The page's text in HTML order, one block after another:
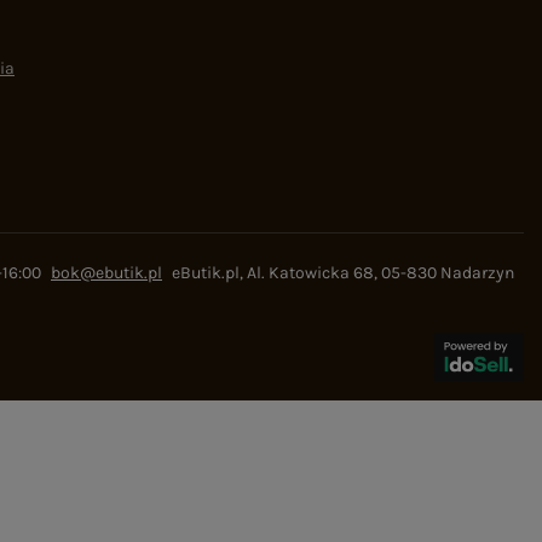
bok@ebutik.pl eButik.pl,Al. Katowicka 68,05-830 Nadarzyn